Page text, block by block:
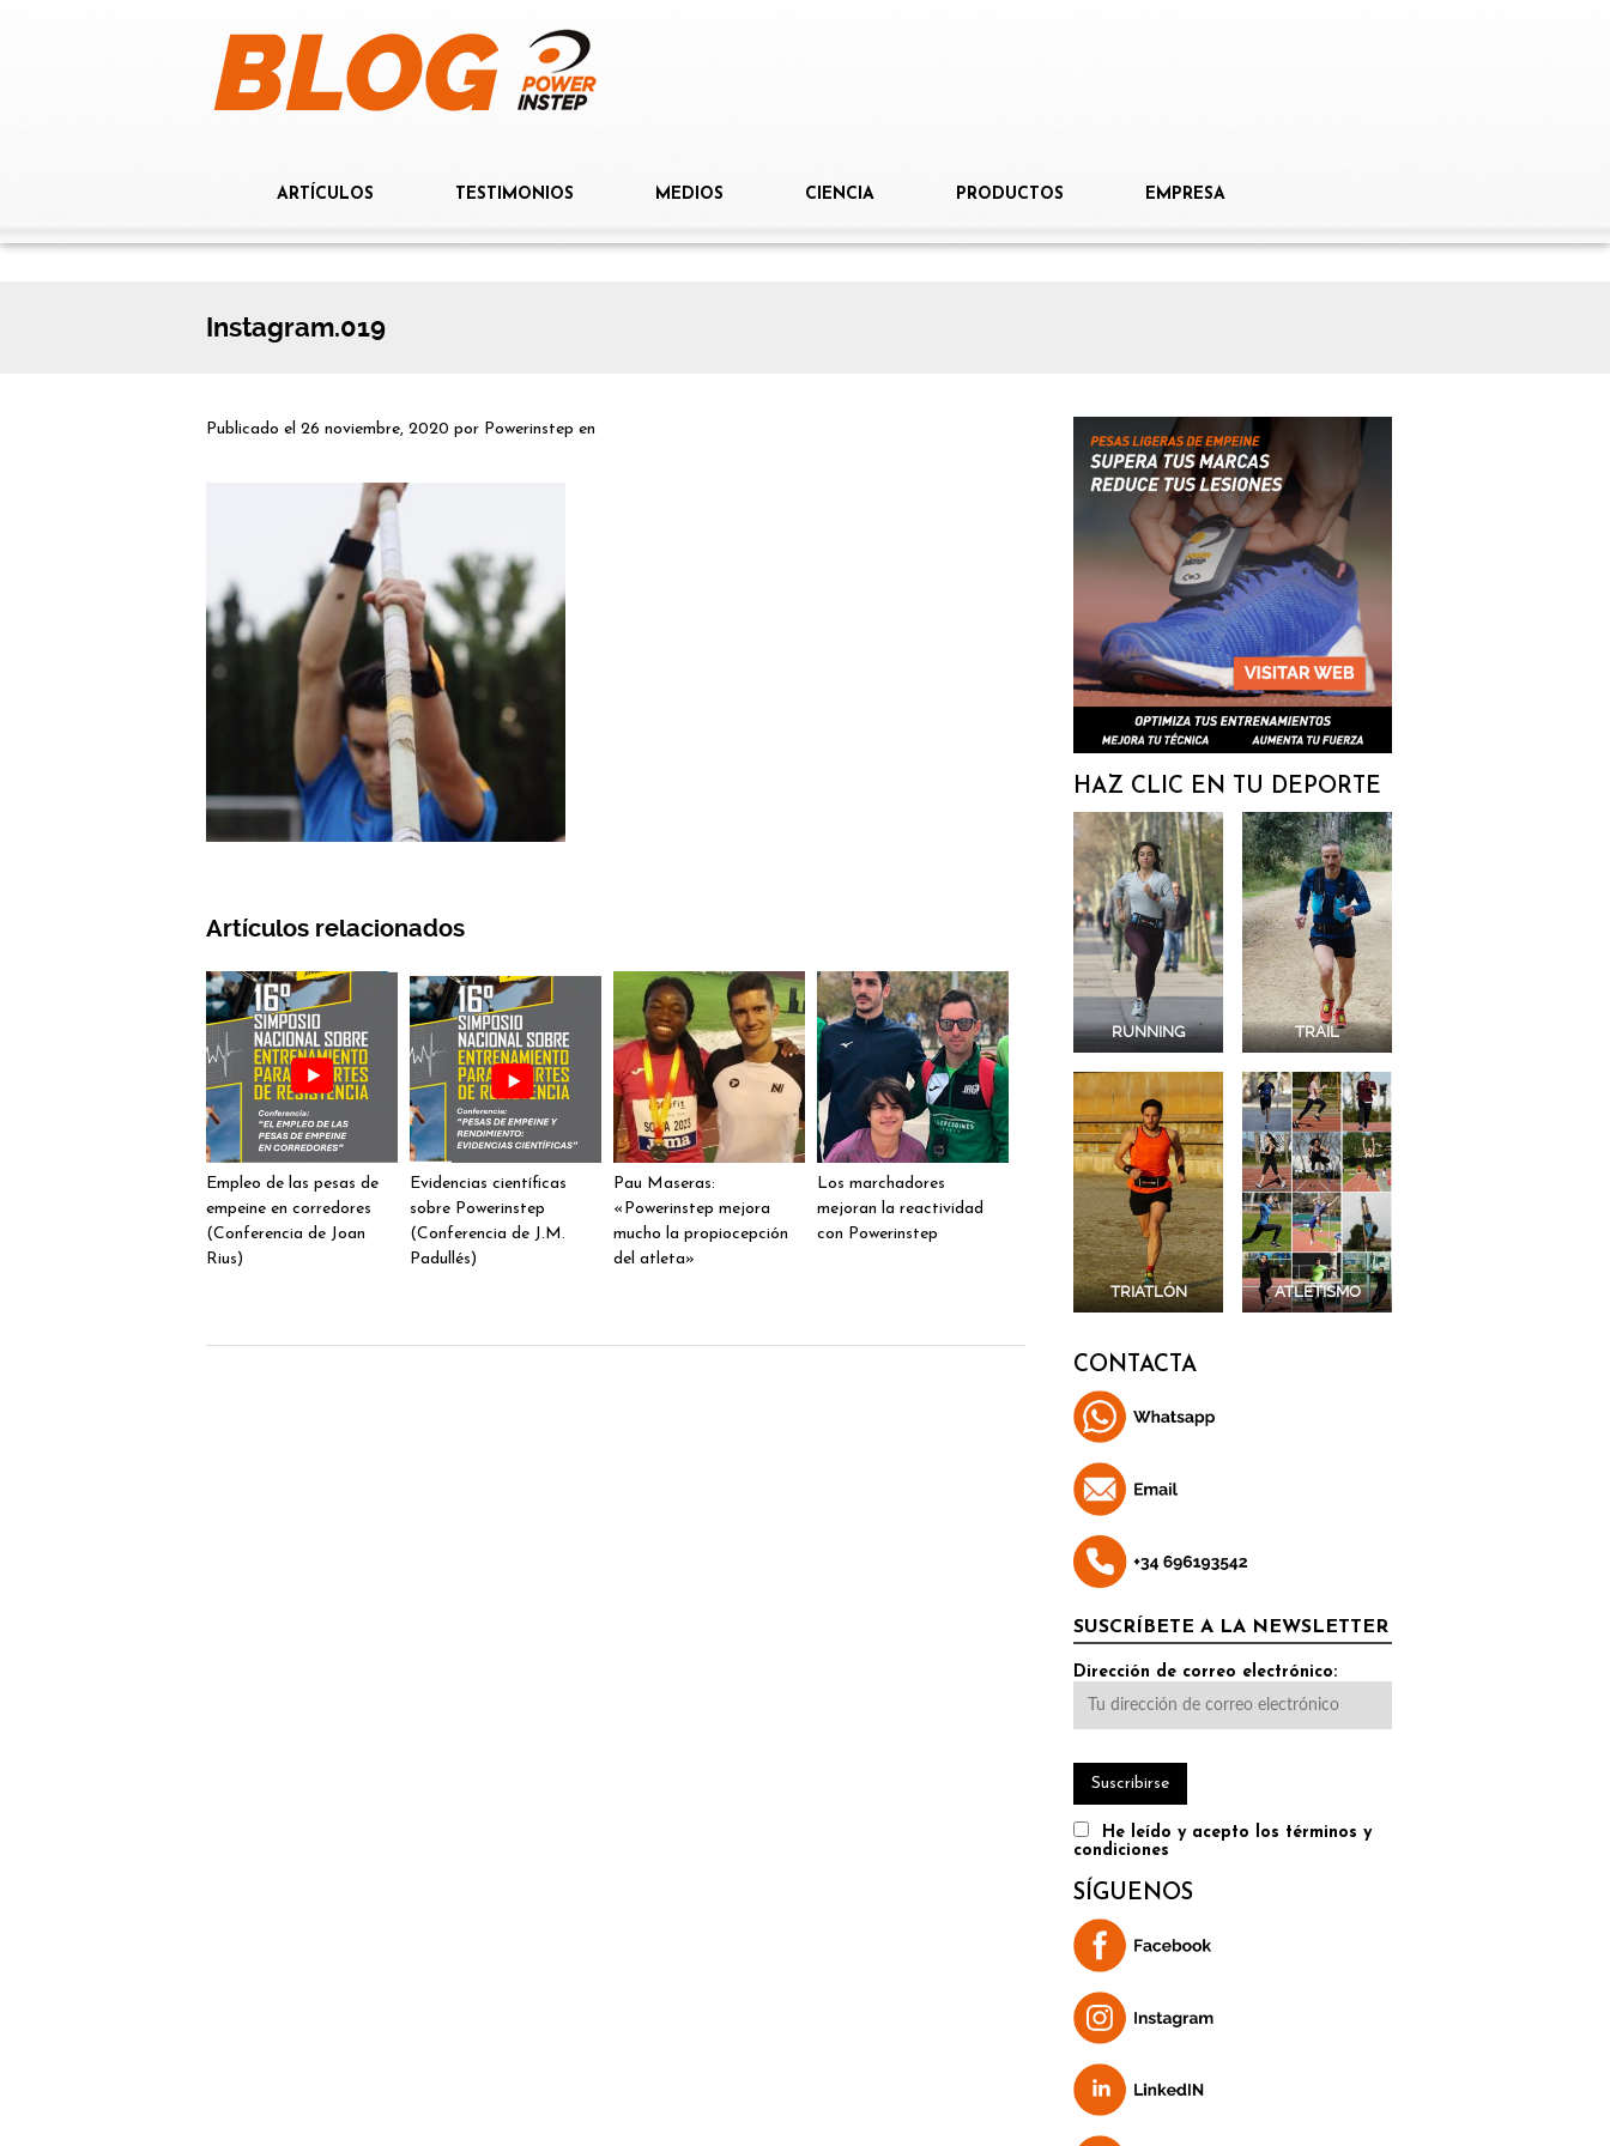
ARTÍCULOS TESTIMONIOS MEDIOS CIENCIA PRODUCTOS EMPRESA
Instagram.019
Publicado el 26 noviembre, 2020 por Powerinstep en
Artículos relacionados
Empleo de las pesas de
empeine en corredores
(Conferencia de Joan
Rius)
Evidencias científicas
sobre Powerinstep
(Conferencia de J.M.
Padullés)
Pau Maseras:
«Powerinstep mejora
mucho la propiocepción
del atleta»
Los marchadores
mejoran la reactividad
con Powerinstep
HAZ CLIC EN TU DEPORTE
RUNNING TRAIL
TRIATLÓN ATLETISMO
CONTACTA
SUSCRÍBETE A LA NEWSLETTER
Dirección de correo electrónico:
He leído y acepto los términos y
condiciones
SÍGUENOS